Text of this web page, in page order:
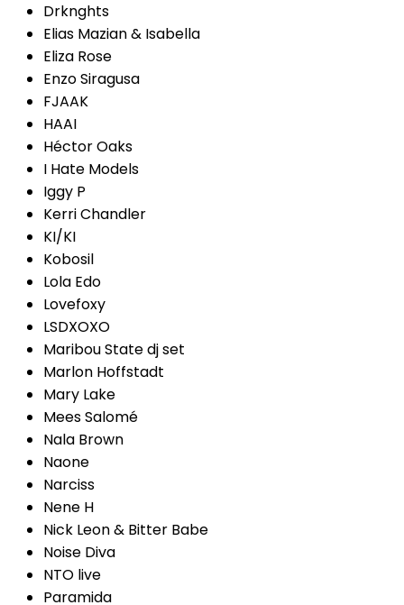
Drknghts
Elias Mazian & Isabella
Eliza Rose
Enzo Siragusa
FJAAK
HAAI
Héctor Oaks
I Hate Models
Iggy P
Kerri Chandler
KI/KI
Kobosil
Lola Edo
Lovefoxy
LSDXOXO
Maribou State dj set
Marlon Hoffstadt
Mary Lake
Mees Salomé
Nala Brown
Naone
Narciss
Nene H
Nick Leon & Bitter Babe
Noise Diva
NTO live
Paramida